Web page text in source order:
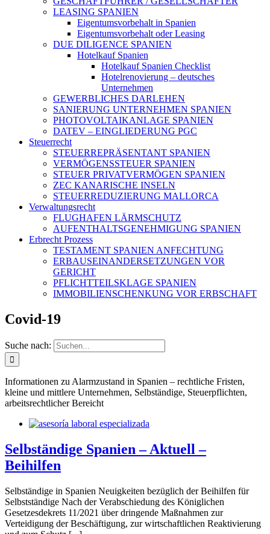
LEASING SPANIEN
Eigentumsvorbehalt in Spanien
Eigentumsvorbehalt oder Leasing
DUE DILIGENCE SPANIEN
Hotelkauf Spanien
Hotelkauf Spanien Checklist
Hotelrenovierung – deutsches
Unternehmen
GEWERBLICHES DARLEHEN
SANIERUNG UNTERNEHMEN SPANIEN
PHOTOVOLTAIKANLAGE SPANIEN
DATEV – EINGLIEDERUNG PGC
Steuerrecht
STEUERREPRÄSENTANT SPANIEN
VERMÖGENSSTEUER SPANIEN
STEUER PRIVATVERMÖGEN SPANIEN
ZEC KANARISCHE INSELN
STEUERREDUZIERUNG MALLORCA
Verwaltungsrecht
FLUGHAFEN LÄRMSCHUTZ
AUFENTHALTSGENEHMIGUNG SPANIEN
Erbrecht Prozess
TESTAMENT SPANIEN ANFECHTUNG
ERBAUSEINANDERSETZUNGEN VOR
GERICHT
PFLICHTTEILSKLAGE SPANIEN
IMMOBILIENSCHENKUNG VOR ERBSCHAFT
Covid-19
Suche nach:
Informationen zu Alarmzustand in Spanien – rechtliche Fristen,
kleine und mittlere Unternehmen, Selbständige, Steuerpflichten,
arbeitsrechtlicher Bereicht
Selbständige Spanien – Aktuell –
Beihilfen
Selbständige in Spanien Neuigkeiten bezüglich der Beihilfen für
Selbstständige Nach der Verabschiedung des Königlichen
Gesetzesdekrets 11/2021 über dringende Maßnahmen zur
Verteidigung der Beschäftigung, zur wirtschaftlichen Reaktivierung